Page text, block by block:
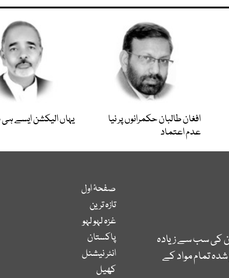
افغان طالبان حکمرانوں پر نیا
عدم اعتماد
یہاں الیکشن ایسے ہی
کی سب سے زیادہ
تمام مواد کے
صفحۂ اول
تازہ ترین
غزہ لہو لہو
پاکستان
انٹر نیشنل
کھیل